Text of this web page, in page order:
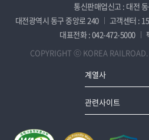
통신판매업신고 : 대전
대전광역시 동구 중앙로 240
고객센터 :
대표전화 : 042-472-5000
COPYRIGHT ⓒ KOREA
계열사
관련사이트